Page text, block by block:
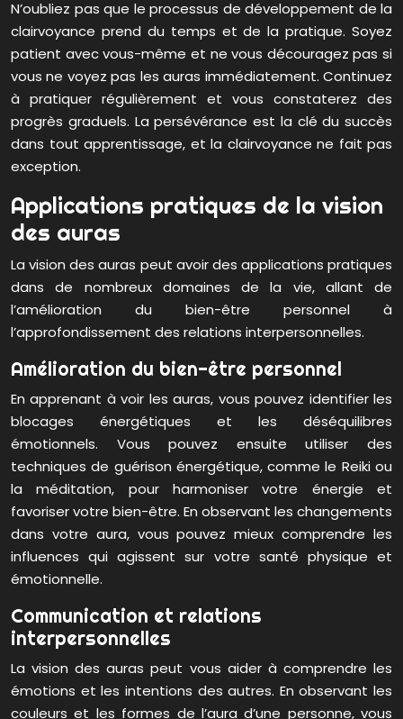
N’oubliez pas que le processus de développement de la
clairvoyance prend du temps et de la pratique. Soyez
patient avec vous-même et ne vous découragez pas si
vous ne voyez pas les auras immédiatement. Continuez
à pratiquer régulièrement et vous constaterez des
progrès graduels. La persévérance est la clé du succès
dans tout apprentissage, et la clairvoyance ne fait pas
exception.
Applications pratiques de la vision
des auras
La vision des auras peut avoir des applications pratiques
dans de nombreux domaines de la vie, allant de
l’amélioration du bien-être personnel à
l’approfondissement des relations interpersonnelles.
Amélioration du bien-être personnel
En apprenant à voir les auras, vous pouvez identifier les
blocages énergétiques et les déséquilibres
émotionnels. Vous pouvez ensuite utiliser des
techniques de guérison énergétique, comme le Reiki ou
la méditation, pour harmoniser votre énergie et
favoriser votre bien-être. En observant les changements
dans votre aura, vous pouvez mieux comprendre les
influences qui agissent sur votre santé physique et
émotionnelle.
Communication et relations
interpersonnelles
La vision des auras peut vous aider à comprendre les
émotions et les intentions des autres. En observant les
couleurs et les formes de l’aura d’une personne, vous